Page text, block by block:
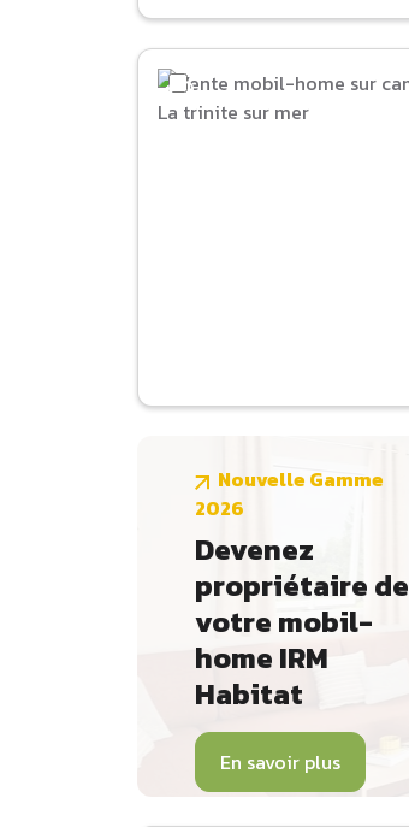
Nouvelle Gamme
2026
Devenez
propriétaire de
votre mobil-
home IRM
Habitat
En savoir plus